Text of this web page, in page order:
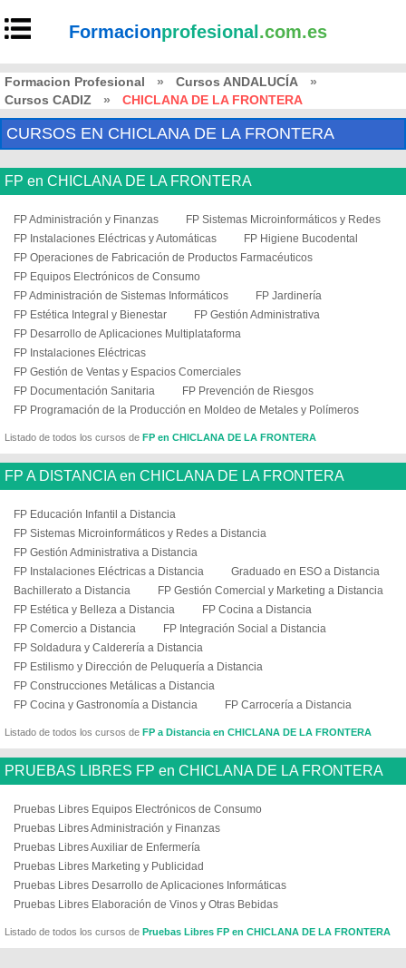
Formacionprofesional .com.es
Formacion Profesional » Cursos ANDALUCÍA
»
Cursos CADIZ
» CHICLANA DE LA FRONTERA
CURSOS EN CHICLANA DE LA FRONTERA
FP en CHICLANA DE LA FRONTERA
FP Administración y Finanzas
FP Sistemas Microinformáticos y Redes
FP Instalaciones Eléctricas y Automáticas
FP Higiene Bucodental
FP Operaciones de Fabricación de Productos Farmacéuticos
FP Equipos Electrónicos de Consumo
FP Administración de Sistemas Informáticos
FP Jardinería
FP Estética Integral y Bienestar
FP Gestión Administrativa
FP Desarrollo de Aplicaciones Multiplataforma
FP Instalaciones Eléctricas
FP Gestión de Ventas y Espacios Comerciales
FP Documentación Sanitaria
FP Prevención de Riesgos
FP Programación de la Producción en Moldeo de Metales y Polímeros
Listado de todos los cursos de FP en CHICLANA DE LA FRONTERA
FP A DISTANCIA en CHICLANA DE LA FRONTERA
FP Educación Infantil a Distancia
FP Sistemas Microinformáticos y Redes a Distancia
FP Gestión Administrativa a Distancia
FP Instalaciones Eléctricas a Distancia
Graduado en ESO a Distancia
Bachillerato a Distancia
FP Gestión Comercial y Marketing a Distancia
FP Estética y Belleza a Distancia
FP Cocina a Distancia
FP Comercio a Distancia
FP Integración Social a Distancia
FP Soldadura y Calderería a Distancia
FP Estilismo y Dirección de Peluquería a Distancia
FP Construcciones Metálicas a Distancia
FP Cocina y Gastronomía a Distancia
FP Carrocería a Distancia
Listado de todos los cursos de FP a Distancia en CHICLANA DE LA FRONTERA
PRUEBAS LIBRES FP en CHICLANA DE LA FRONTERA
Pruebas Libres Equipos Electrónicos de Consumo
Pruebas Libres Administración y Finanzas
Pruebas Libres Auxiliar de Enfermería
Pruebas Libres Marketing y Publicidad
Pruebas Libres Desarrollo de Aplicaciones Informáticas
Pruebas Libres Elaboración de Vinos y Otras Bebidas
Listado de todos los cursos de Pruebas Libres FP en CHICLANA DE LA FRONTERA